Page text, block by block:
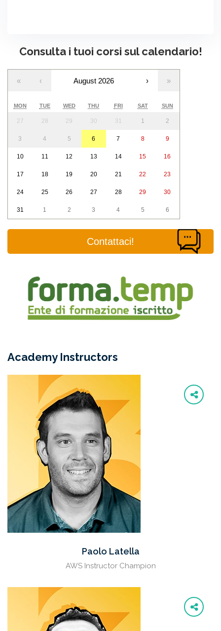
Consulta i tuoi corsi sul calendario!
« ‹ August 2026 › »
MON TUE WED THU FRI SAT SUN
27 28 29 30 31 1 2
3 4 5 6 7 8 9
10 11 12 13 14 15 16
17 18 19 20 21 22 23
24 25 26 27 28 29 30
31 1 2 3 4 5 6
Contattaci!
Academy Instructors
Paolo Latella
AWS Instructor Champion